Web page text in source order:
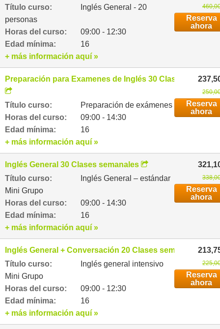
Título curso:
Inglés General - 20
personas
Horas del curso:
09:00 - 12:30
Edad mínima:
16
Reserva
ahora
+ más información aquí »
Preparación para Examenes de Inglés 30 Clases
Título curso:
Preparación de exámenes
Horas del curso:
09:00 - 14:30
Edad mínima:
16
Reserva
ahora
+ más información aquí »
Inglés General 30 Clases semanales
Título curso:
Inglés General – estándar
Mini Grupo
Horas del curso:
09:00 - 14:30
Edad mínima:
16
Reserva
ahora
+ más información aquí »
Inglés General + Conversación 20 Clases semanales
Título curso:
Inglés general intensivo
Mini Grupo
Horas del curso:
09:00 - 12:30
Edad mínima:
16
Reserva
ahora
+ más información aquí »